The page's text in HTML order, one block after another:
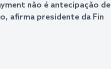
não é antecipação de
afirma presidente da Fin